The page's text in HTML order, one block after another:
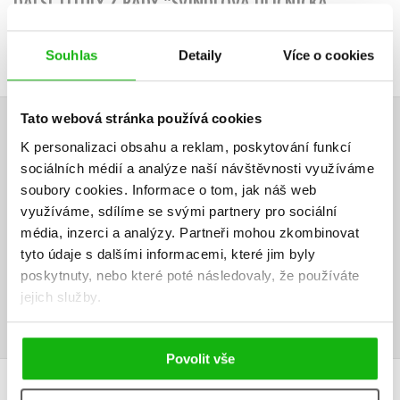
Souhlas Detaily Více o cookies
Tato webová stránka používá cookies
K personalizaci obsahu a reklam, poskytování funkcí
sociálních médií a analýze naší návštěvnosti využíváme
soubory cookies. Informace o tom, jak náš web
využíváme, sdílíme se svými partnery pro sociální
média, inzerci a analýzy. Partneři mohou zkombinovat
tyto údaje s dalšími informacemi, které jim byly
poskytnuty, nebo které poté následovaly, že používáte
jejich služby.
Povolit vše
AKADEMIE"
HODNOCENÍ ČTENÁŘŮ
V současné době nejsou vytvořena žádná uživatelská hodnocení.
Vaše hodnocení
Uživatelskou recenzi mohou vkládat pouze registrovaní uživatelé
Přihlásit